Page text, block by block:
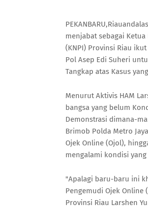
menjabat sebagai
(KNPI) Provinsi Riau
Pol Asep Edi Suheri
Tangkap atas Kasus
Menurut Aktivis HAM
bangsa yang belum
Demonstrasi dimana-
Brimob Polda Metro
Ojek Online (Ojol),
mengalami kondisi
"Apalagi baru-baru ini
Pengemudi Ojek Online
Provinsi Riau Larshen